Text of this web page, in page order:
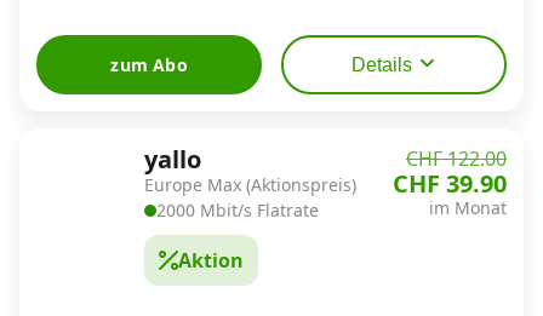
zum Abo Details
yallo
Europe Max (Aktionspreis)
2000 Mbit/s Flatrate
Aktion
CHF 122.00
CHF 39.90
im Monat